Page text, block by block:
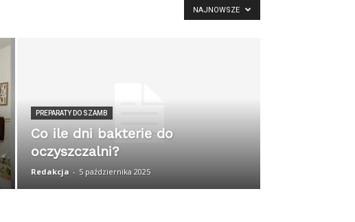
NAJNOWSZE
PREPARATY DO SZAMB
Co ile dni bakterie do
oczyszczalni?
Redakcja - 5 października 2025